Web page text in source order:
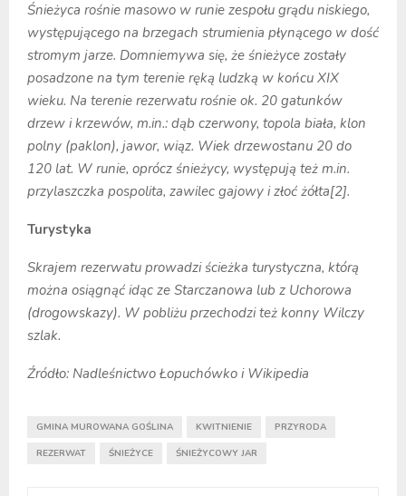
Śnieżyca rośnie masowo w runie zespołu grądu niskiego,
występującego na brzegach strumienia płynącego w dość
stromym jarze. Domniemywa się, że śnieżyce zostały
posadzone na tym terenie ręką ludzką w końcu XIX
wieku. Na terenie rezerwatu rośnie ok. 20 gatunków
drzew i krzewów, m.in.: dąb czerwony, topola biała, klon
polny (paklon), jawor, wiąz. Wiek drzewostanu 20 do
120 lat. W runie, oprócz śnieżycy, występują też m.in.
przylaszczka pospolita, zawilec gajowy i złoć żółta[2].
Turystyka
Skrajem rezerwatu prowadzi ścieżka turystyczna, którą
można osiągnąć idąc ze Starczanowa lub z Uchorowa
(drogowskazy). W pobliżu przechodzi też konny Wilczy
szlak.
Źródło: Nadleśnictwo Łopuchówko i Wikipedia
GMINA MUROWANA GOŚLINA KWITNIENIE PRZYRODA
REZERWAT ŚNIEŻYCE ŚNIEŻYCOWY JAR